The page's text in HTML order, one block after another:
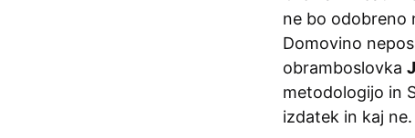
ne bo odobreno
Domovino
obramboslovka
metodologijo in
izdatek in kaj ne.